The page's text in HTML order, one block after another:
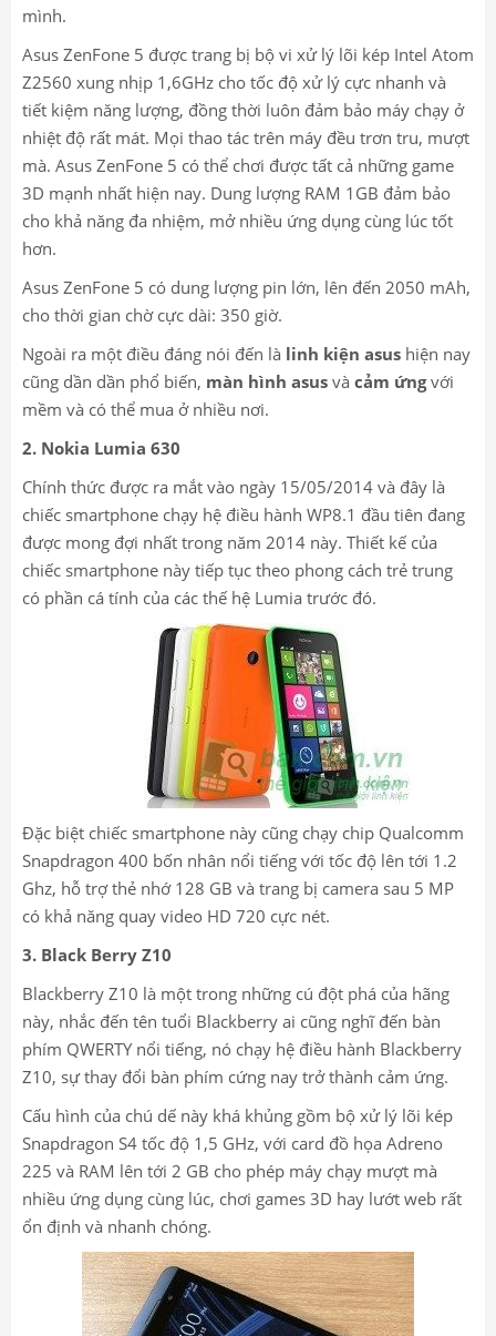
mình.
Asus ZenFone 5 được trang bị bộ vi xử lý lõi kép Intel Atom
Z2560 xung nhịp 1,6GHz cho tốc độ xử lý cực nhanh và
tiết kiệm năng lượng, đồng thời luôn đảm bảo máy chạy ở
nhiệt độ rất mát. Mọi thao tác trên máy đều trơn tru, mượt
mà. Asus ZenFone 5 có thể chơi được tất cả những game
3D mạnh nhất hiện nay. Dung lượng RAM 1GB đảm bảo
cho khả năng đa nhiệm, mở nhiều ứng dụng cùng lúc tốt
hơn.
Asus ZenFone 5 có dung lượng pin lớn, lên đến 2050 mAh,
cho thời gian chờ cực dài: 350 giờ.
Ngoài ra một điều đáng nói đến là linh kiện asus hiện nay
cũng dần dần phổ biến, màn hình asus và cảm ứngvới
mềm và có thể mua ở nhiều nơi.
2. Nokia Lumia 630
Chính thức được ra mắt vào ngày 15/05/2014 và đây là
chiếc smartphone chạy hệ điều hành WP8.1 đầu tiên đang
được mong đợi nhất trong năm 2014 này. Thiết kế của
chiếc smartphone này tiếp tục theo phong cách trẻ trung
có phần cá tính của các thế hệ Lumia trước đó.
Đặc biệt chiếc smartphone này cũng chạy chip Qualcomm
Snapdragon 400 bốn nhân nổi tiếng với tốc độ lên tới 1.2
Ghz, hỗ trợ thẻ nhớ 128 GB và trang bị camera sau 5 MP
có khả năng quay video HD 720 cực nét.
3. Black Berry Z10
Blackberry Z10 là một trong những cú đột phá của hãng
này, nhắc đến tên tuổi Blackberry ai cũng nghĩ đến bàn
phím QWERTY nổi tiếng, nó chạy hệ điều hành Blackberry
Z10, sự thay đổi bàn phím cứng nay trở thành cảm ứng.
Cấu hình của chú dế này khá khủng gồm bộ xử lý lõi kép
Snapdragon S4 tốc độ 1,5 GHz, với card đồ họa Adreno
225 và RAM lên tới 2 GB cho phép máy chạy mượt mà
nhiều ứng dụng cùng lúc, chơi games 3D hay lướt web rất
ổn định và nhanh chóng.